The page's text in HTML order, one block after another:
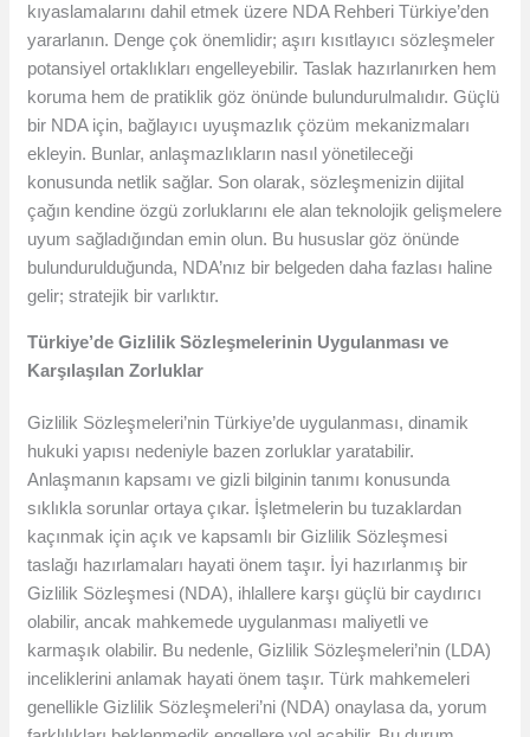
kıyaslamalarını dahil etmek üzere NDA Rehberi Türkiye’den
yararlanın. Denge çok önemlidir; aşırı kısıtlayıcı sözleşmeler
potansiyel ortaklıkları engelleyebilir. Taslak hazırlanırken hem
koruma hem de pratiklik göz önünde bulundurulmalıdır. Güçlü
bir NDA için, bağlayıcı uyuşmazlık çözüm mekanizmaları
ekleyin. Bunlar, anlaşmazlıkların nasıl yönetileceği
konusunda netlik sağlar. Son olarak, sözleşmenizin dijital
çağın kendine özgü zorluklarını ele alan teknolojik gelişmelere
uyum sağladığından emin olun. Bu hususlar göz önünde
bulundurulduğunda, NDA’nız bir belgeden daha fazlası haline
gelir; stratejik bir varlıktır.
Türkiye’de Gizlilik Sözleşmelerinin Uygulanması ve
Karşılaşılan Zorluklar
Gizlilik Sözleşmeleri’nin Türkiye’de uygulanması, dinamik
hukuki yapısı nedeniyle bazen zorluklar yaratabilir.
Anlaşmanın kapsamı ve gizli bilginin tanımı konusunda
sıklıkla sorunlar ortaya çıkar. İşletmelerin bu tuzaklardan
kaçınmak için açık ve kapsamlı bir Gizlilik Sözleşmesi
taslağı hazırlamaları hayati önem taşır. İyi hazırlanmış bir
Gizlilik Sözleşmesi (NDA), ihlallere karşı güçlü bir caydırıcı
olabilir, ancak mahkemede uygulanması maliyetli ve
karmaşık olabilir. Bu nedenle, Gizlilik Sözleşmeleri’nin (LDA)
inceliklerini anlamak hayati önem taşır. Türk mahkemeleri
genellikle Gizlilik Sözleşmeleri’ni (NDA) onaylasa da, yorum